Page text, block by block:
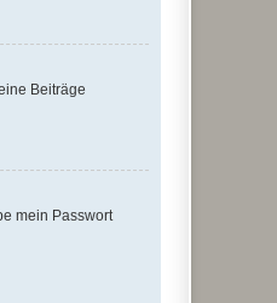
Beiträge
mein Passwort